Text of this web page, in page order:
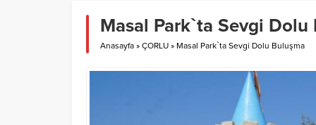
CHP Tekirdağ İl Başkanlığı’na
CANDAN BAŞKAN
Masal Park`ta Sevgi Dolu
Anasayfa » ÇORLU » Masal Park`ta Sevgi Dolu Buluşma